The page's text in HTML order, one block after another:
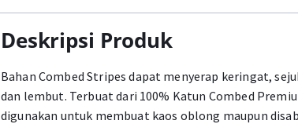
Deskripsi Produk
Bahan Combed Stripes dapat menyerap keringat,
dan lembut. Terbuat dari 100% Katun Combed
digunakan untuk membuat kaos oblong maupun